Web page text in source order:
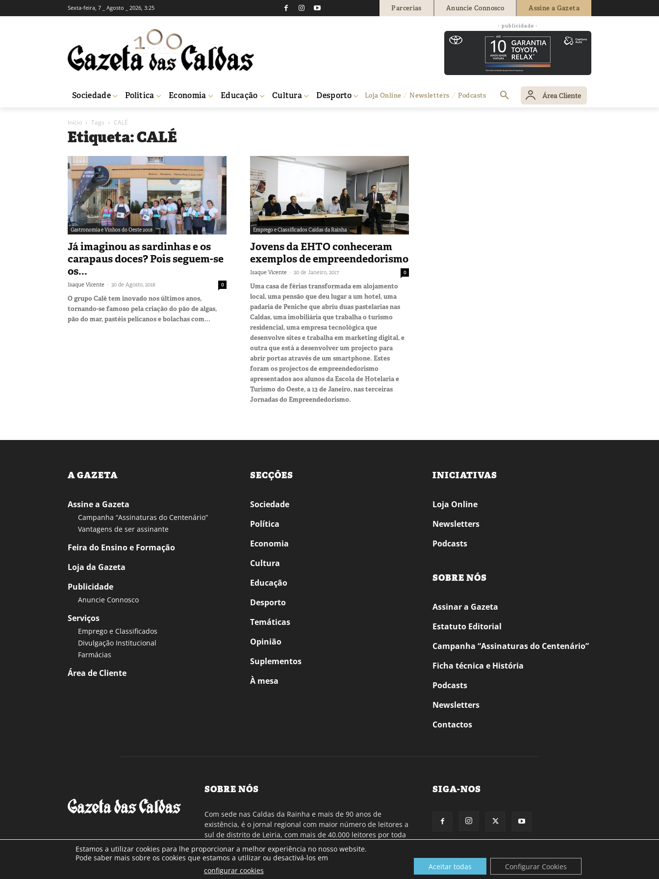
Sexta-feira, 7 _ Agosto _ 2026, 3:25 Parcerias Anuncie Connosco Assine a Gazeta
- publicidade -
Sociedade Política Economia Educação Cultura Desporto Loja Online Newsletters Podcasts Área Cliente
Início Tags CALÉ
Etiqueta: CALÉ
Gastronomia e Vinhos do Oeste 2018
Já imaginou as sardinhas e os
carapaus doces? Pois seguem-se
os...
Isaque Vicente - 30 de Agosto, 2018 0
O grupo Calé tem inovado nos últimos anos,
tornando-se famoso pela criação do pão de algas,
pão do mar, pastéis pelicanos e bolachas com...
Emprego e Classificados Caldas da Rainha
Jovens da EHTO conheceram
exemplos de empreendedorismo
Isaque Vicente - 20 de Janeiro, 2017 0
Uma casa de férias transformada em alojamento
local, uma pensão que deu lugar a um hotel, uma
padaria de Peniche que abriu duas pastelarias nas
Caldas, uma imobiliária que trabalha o turismo
residencial, uma empresa tecnológica que
desenvolve sites e trabalha em marketing digital, e
outra que está a desenvolver um projecto para
abrir portas através de um smartphone. Estes
foram os projectos de empreendedorismo
apresentados aos alunos da Escola de Hotelaria e
Turismo do Oeste, a 13 de Janeiro, nas terceiras
Jornadas do Empreendedorismo.
A GAZETA
Assine a Gazeta
Campanha “Assinaturas do Centenário”
Vantagens de ser assinante
Feira do Ensino e Formação
Loja da Gazeta
Publicidade
Anuncie Connosco
Serviços
Emprego e Classificados
Divulgação Institucional
Farmácias
Área de Cliente
SECÇÕES
Sociedade
Política
Economia
Cultura
Educação
Desporto
Temáticas
Opinião
Suplementos
À mesa
INICIATIVAS
Loja Online
Newsletters
Podcasts
SOBRE NÓS
Assinar a Gazeta
Estatuto Editorial
Campanha “Assinaturas do Centenário”
Ficha técnica e História
Podcasts
Newsletters
Contactos
SOBRE NÓS
Com sede nas Caldas da Rainha e mais de 90 anos de
existência, é o jornal regional com maior número de leitores a
sul de distrito de Leiria, com mais de 40.000 leitores por toda
a região Oeste. Jornal com distribuição em Portugal
Continental e assinatura online.
SIGA-NOS
Estamos a utilizar cookies para lhe proporcionar a melhor experiência no nosso website.
Pode saber mais sobre os cookies que estamos a utilizar ou desactivá-los em
configurar cookies
Aceitar todas Configurar Cookies